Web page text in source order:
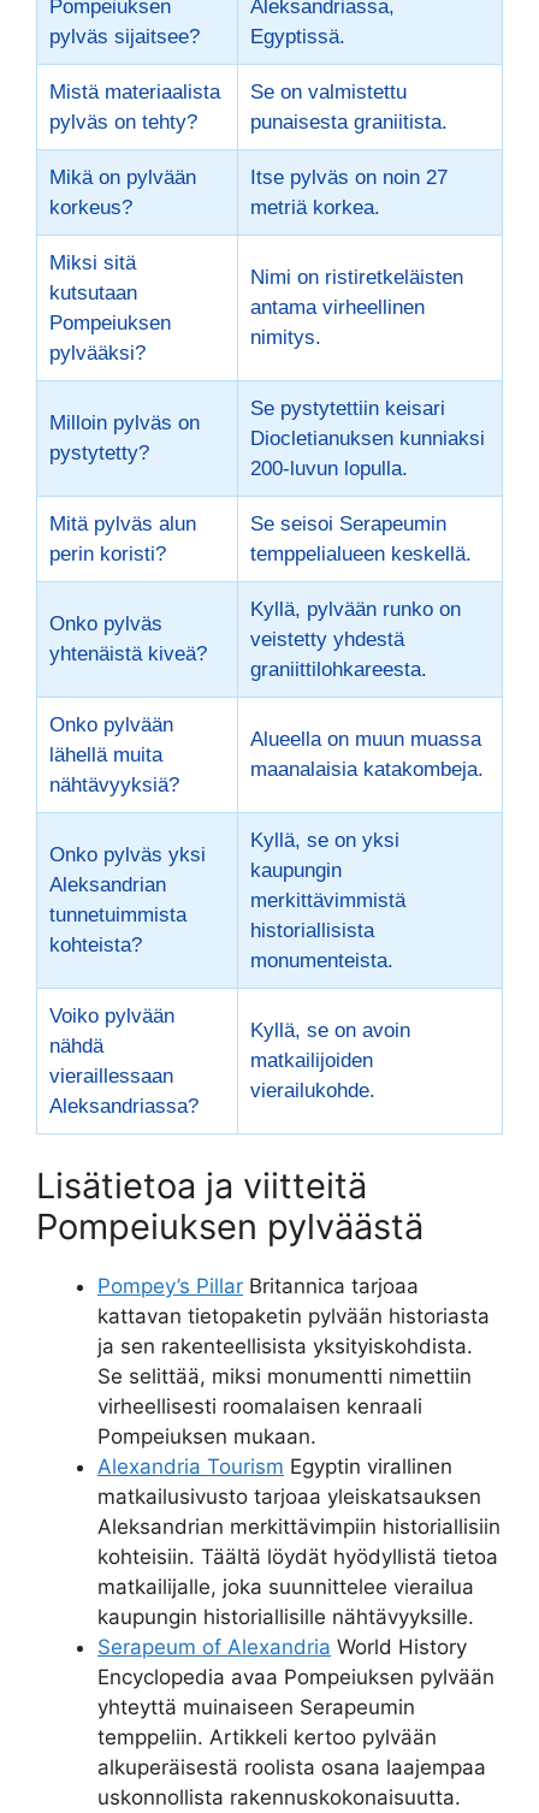
Pompeiuksen
pylväs sijaitsee?
Aleksandriassa,
Egyptissä.
Mistä materiaalista
pylväs on tehty?
Se on valmistettu
punaisesta graniitista.
Mikä on pylvään
korkeus?
Itse pylväs on noin 27
metriä korkea.
Miksi sitä
kutsutaan
Pompeiuksen
pylvääksi?
Nimi on ristiretkeläisten
antama virheellinen
nimitys.
Milloin pylväs on
pystytetty?
Se pystytettiin keisari
Diocletianuksen kunniaksi
200-luvun lopulla.
Mitä pylväs alun
perin koristi?
Se seisoi Serapeumin
temppelialueen keskellä.
Onko pylväs
yhtenäistä kiveä?
Kyllä, pylvään runko on
veistetty yhdestä
graniittilohkareesta.
Onko pylvään
lähellä muita
nähtävyyksiä?
Alueella on muun muassa
maanalaisia katakombeja.
Onko pylväs yksi
Aleksandrian
tunnetuimmista
kohteista?
Kyllä, se on yksi
kaupungin
merkittävimmistä
historiallisista
monumenteista.
Voiko pylvään
nähdä
vieraillessaan
Aleksandriassa?
Kyllä, se on avoin
matkailijoiden
vierailukohde.
Lisätietoa ja viitteitä
Pompeiuksen pylväästä
Pompey’s Pillar Britannica tarjoaa
kattavan tietopaketin pylvään historiasta
ja sen rakenteellisista yksityiskohdista.
Se selittää, miksi monumentti nimettiin
virheellisesti roomalaisen kenraali
Pompeiuksen mukaan.
Alexandria Tourism Egyptin virallinen
matkailusivusto tarjoaa yleiskatsauksen
Aleksandrian merkittävimpiin historiallisiin
kohteisiin. Täältä löydät hyödyllistä tietoa
matkailijalle, joka suunnittelee vierailua
kaupungin historiallisille nähtävyyksille.
Serapeum of Alexandria World History
Encyclopedia avaa Pompeiuksen pylvään
yhteyttä muinaiseen Serapeumin
temppeliin. Artikkeli kertoo pylvään
alkuperäisestä roolista osana laajempaa
uskonnollista rakennuskokonaisuutta.